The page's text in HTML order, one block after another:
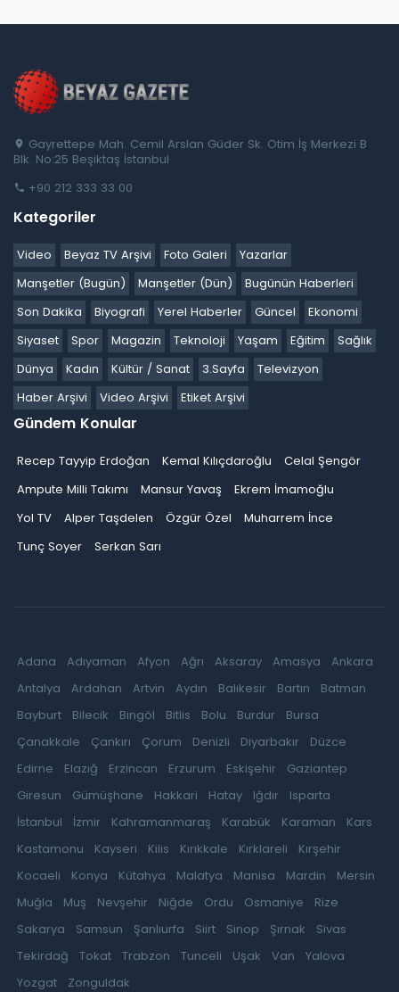
Gayrettepe Mah. Cemil Arslan Güder Sk. Otim İş Merkezi B
Blk. No:25 Beşiktaş İstanbul
+90 212 333 33 00
Kategoriler
Video Beyaz TV Arşivi Foto Galeri
Yazarlar
Manşetler (Bugün)
Manşetler (Dün)
Bugünün Haberleri
Son Dakika
Biyografi Yerel Haberler Güncel
Ekonomi
Siyaset
Spor Magazin Teknoloji Yaşam Eğitim
Sağlık
Dünya
Kadın Kültür / Sanat 3.Sayfa
Televizyon
Haber Arşivi
Video Arşivi Etiket Arşivi
Gündem Konular
Recep Tayyip Erdoğan Kemal Kılıçdaroğlu
Celal Şengör
Ampute Milli Takımı
Mansur Yavaş
Ekrem İmamoğlu
Yol TV
Alper Taşdelen Özgür Özel
Muharrem İnce
Tunç Soyer
Serkan Sarı
Adana Adıyaman Afyon Ağrı Aksaray Amasya
Ankara
Antalya
Ardahan Artvin Aydın Balıkesir Bartın
Batman
Bayburt
Bilecik Bingöl Bitlis Bolu Burdur
Bursa
Çanakkale
Çankırı Çorum Denizli Diyarbakır
Düzce
Edirne
Elazığ Erzincan Erzurum Eskişehir
Gaziantep
Giresun
Gümüşhane Hakkari Hatay Iğdır
Isparta
İstanbul
İzmir Kahramanmaraş Karabük Karaman
Kars
Kastamonu
Kayseri Kilis Kırıkkale Kırklareli
Kırşehir
Kocaeli
Konya Kütahya Malatya Manisa Mardin
Mersin
Muğla
Muş Nevşehir Niğde Ordu Osmaniye
Rize
Sakarya
Samsun Şanlıurfa Siirt Sinop Şırnak
Sivas
Tekirdağ
Tokat Trabzon Tunceli Uşak Van
Yalova
Yozgat
Zonguldak